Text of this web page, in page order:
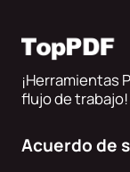
¡Herramientas
flujo de trabajo!
Acuerdo de